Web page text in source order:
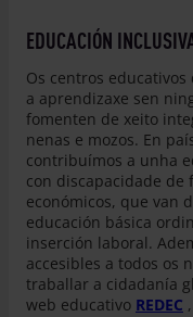
EDUCACIÓN
Os centros
a aprendizaxe sen
fomenten de xeito
nenas e mozos. En
contribuímos a unha
con discapacidade de
económicos, que van
educación básica
inserción laboral.
accesibles a todos os
traballar a cidadanía
web educativo REDEC